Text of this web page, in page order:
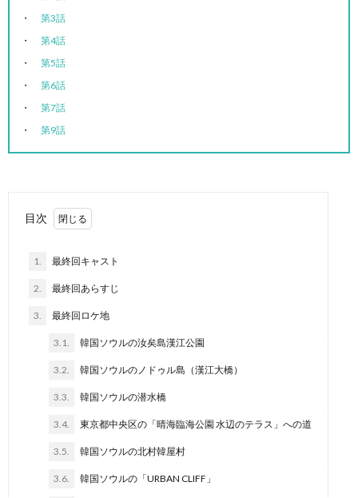
第3話
第4話
第5話
第6話
第7話
第9話
目次
1. 最終回キャスト
2. 最終回あらすじ
3. 最終回ロケ地
3.1. 韓国ソウルの汝矣島漢江公園
3.2. 韓国ソウルのノドゥル島（漢江大橋）
3.3. 韓国ソウルの潜水橋
3.4. 東京都中央区の「晴海臨海公園 水辺のテラス」への道
3.5. 韓国ソウルの北村韓屋村
3.6. 韓国ソウルの「URBAN CLIFF」